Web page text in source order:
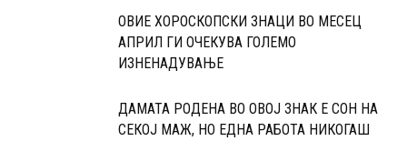
ОВИЕ ХОРОСКОПСКИ ЗНАЦИ ВО МЕСЕЦ
АПРИЛ ГИ ОЧЕКУВА ГОЛЕМО
ИЗНЕНАДУВАЊЕ
ДАМАТА РОДЕНА ВО ОВОЈ ЗНАК Е СОН НА
СЕКОЈ МАЖ, НО ЕДНА РАБОТА НИКОГАШ